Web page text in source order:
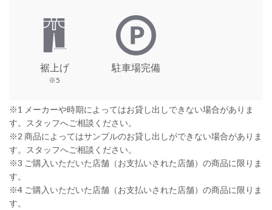
裾上げ
※5
駐車場完備
※1 メーカーや時期によってはお貸し出しできない場合がありま
す。スタッフへご相談ください。
※2 商品によってはサンプルのお貸し出しができない場合がありま
す。スタッフへご相談ください。
※3 ご購入いただいた店舗（お支払いされた店舗）の商品に限りま
す。
※4 ご購入いただいた店舗（お支払いされた店舗）の商品に限りま
す。